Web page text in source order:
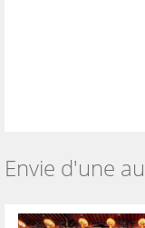
Envie d'une